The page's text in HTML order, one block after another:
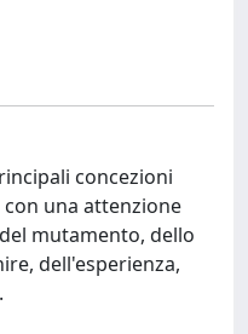
concezioni
una attenzione
mutamento, dello
dell'esperienza,